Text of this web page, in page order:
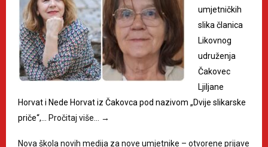
umjetničkih
slika članica
Likovnog
udruženja
Čakovec
Ljiljane
Horvat i Nede Horvat iz Čakovca pod nazivom „Dvije slikarske
priče“,…
Pročitaj više… →
Nova škola novih medija za nove umjetnike – otvorene prijave